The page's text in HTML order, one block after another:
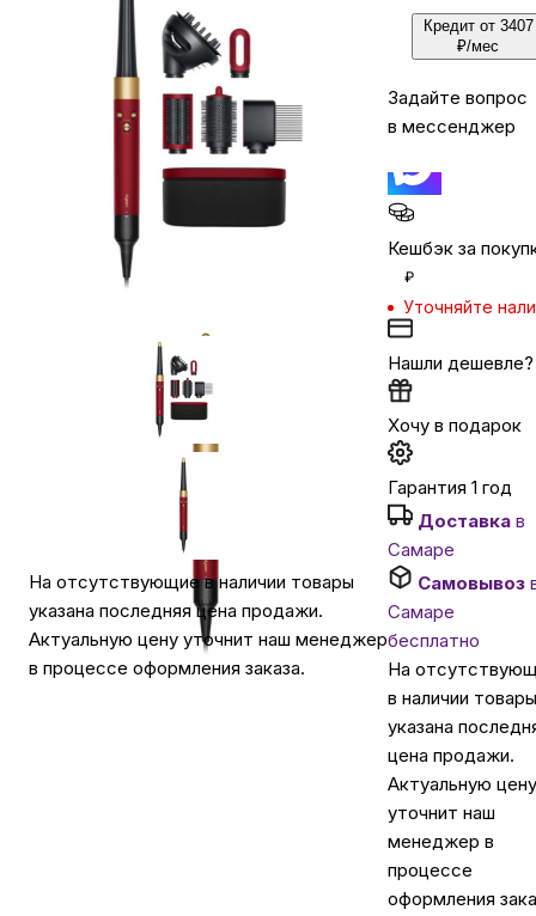
Для дома и дачи
Для домашних питомцев
Автомобильные аксессуары
Сервисный центр Apple в Самаре
Подарочные сертификаты
На отсутствующие в наличии товары
указана последняя цена продажи.
Актуальную цену уточнит наш менеджер
в процессе оформления заказа.
Кредит от 3407
₽/мес
Задайте вопрос
в мессенджер
Кешбэк за
₽
Уточняйте
Нашли дешевле?
Хочу в подарок
Гарантия 1 год
Доставка в
Самаре
Самовывоз
Самаре
бесплатно
На
в наличии товары
указана
цена продажи.
Актуальную цену
уточнит наш
менеджер в
процессе
оформления